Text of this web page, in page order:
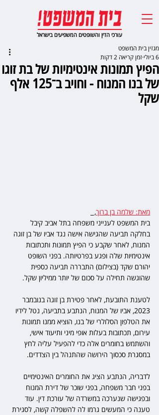
עורכי הדין והשופטים המשפיעים בישראל
הפיץ תמונות אינטימיות של בת זוגו
של בנו המנוח - וחויב ב־125 אלף
שקל
מגזין בית המשפט
6 ביולי
זמן קריאה 2 דקות
מאת: שלמה בן ברוך,
בית המשפט לענייני משפחה בתל אביב קיבל
בחלקה תביעה שהגישה אישה נגד אביו של בן זוגה
המנוח, לאחר שקבע כי הפיץ תמונות ותכתובות
אינטימיות שלה ופגע בפרטיותה. בפני השופט
יהורם שקד (בצילום) התבררה תביעה כספית
שהוגשה תחילה על סכום של יותר ממיליון שקל.
לטענת התובעת, לאחר פטירת בן זוגה בנובמבר
2023, אביו של המנוח, הנתבע בתביעה, נטל לידיו
את הטלפון הסלולרי של בנו, הוציא ממנו תמונות
עירום, תכתובות בעלות אופי מיני ותיעוד אישי,
והשתמש בחומרים אלה כדי להפעיל עליה לחץ
במסגרת סכסוך הירושה שהתנהל בין הצדדים.
לדבריה, הנתבע הציג את החומרים האינטימיים
בפני חבר משפחה, בפני שוכר של דירת המנוח
ובפגישה שנערכה במשרדה של עורכת דין. עוד
טענה כי המעשים גרמו לה להשפלה קשה, לסגירת